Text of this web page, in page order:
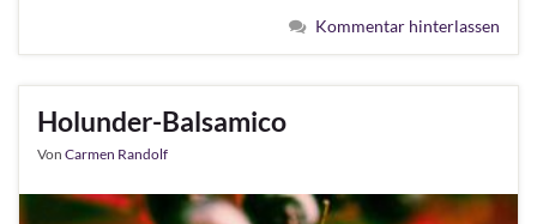
Kommentar hinterlassen
Holunder-Balsamico
Von Carmen Randolf